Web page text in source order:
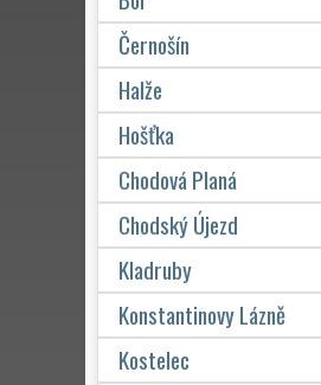
Černošín
Halže
Hošťka
Chodová Planá
Chodský Újezd
Kladruby
Konstantinovy Lázně
Kostelec